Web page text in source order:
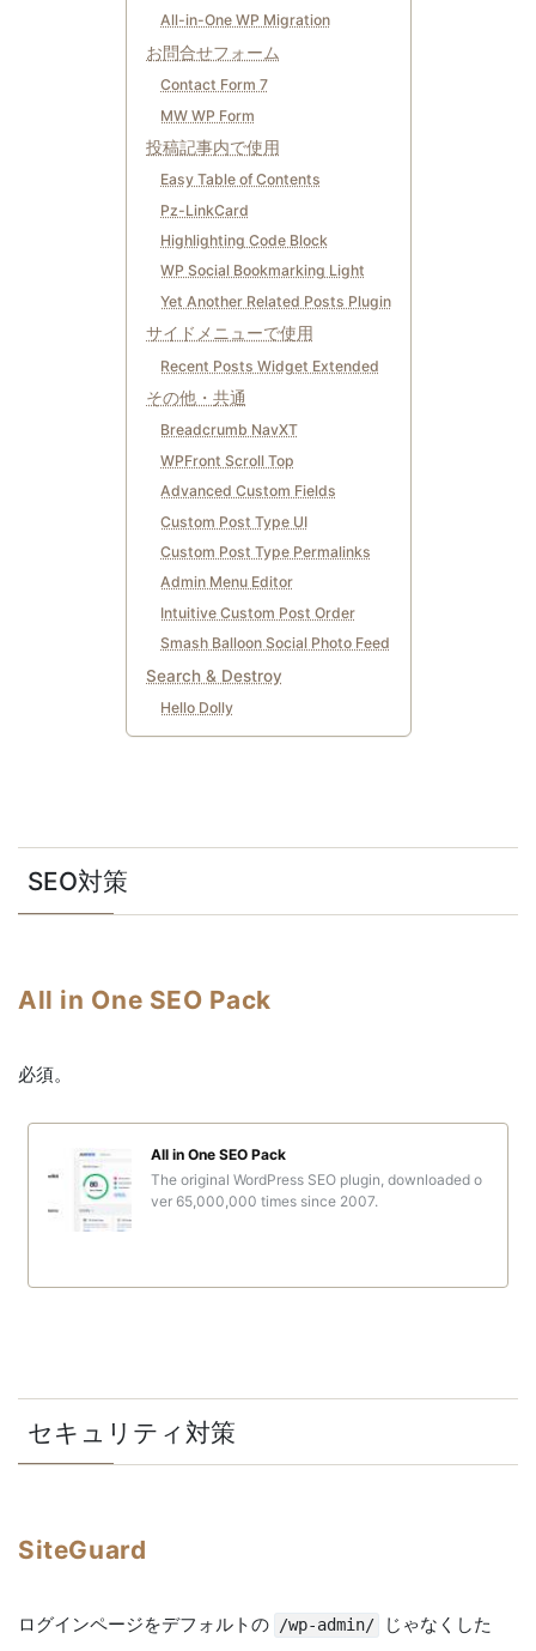
All-in-One WP Migration
お問合せフォーム
Contact Form 7
MW WP Form
投稿記事内で使用
Easy Table of Contents
Pz-LinkCard
Highlighting Code Block
WP Social Bookmarking Light
Yet Another Related Posts Plugin
サイドメニューで使用
Recent Posts Widget Extended
その他・共通
Breadcrumb NavXT
WPFront Scroll Top
Advanced Custom Fields
Custom Post Type UI
Custom Post Type Permalinks
Admin Menu Editor
Intuitive Custom Post Order
Smash Balloon Social Photo Feed
Search & Destroy
Hello Dolly
SEO対策
All in One SEO Pack
必須。
All in One SEO Pack
The original WordPress SEO plugin, downloaded o
ver 65,000,000 times since 2007.
セキュリティ対策
SiteGuard
ログインページをデフォルトの /wp-admin/ じゃなくした